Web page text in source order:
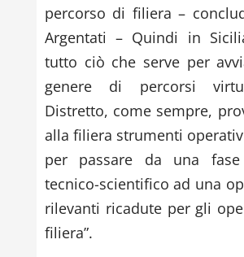
percorso di filiera –
Argentati – Quindi in
tutto ciò che serve per
genere di percorsi
Distretto, come sempre,
alla filiera strumenti
per passare da una
tecnico-scientifico ad una
rilevanti ricadute per gli
filiera”.